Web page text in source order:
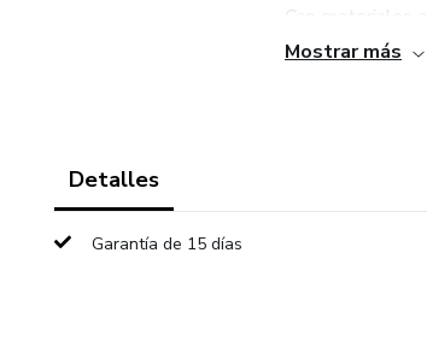
Con materiales
integración. Ya
Mostrar más
Detalles
Garantía de 15 días